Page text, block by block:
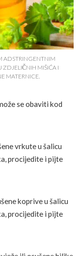
ADSTRINGENTNIM
ZDJELIČNIH MIŠIĆA I
MATERNICE.
se obaviti kod
vrkute u šalicu
procijedite i pijte
koprive u šalicu
procijedite i pijte